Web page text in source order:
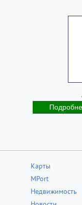
Карты
MPort
Недвижимость